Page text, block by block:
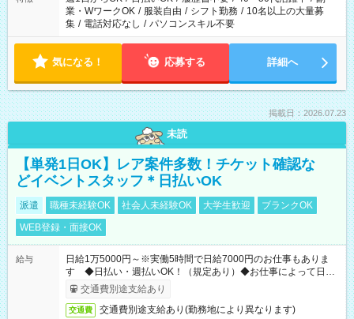
業・WワークOK / 服装自由 / シフト勤務 / 10名以上の大量募
集 / 電話対応なし / パソコンスキル不要
気になる！ 応募する 詳細へ
掲載日：2026.07.23
未読
【単発1日OK】レア案件多数！チケット確認な
どイベントスタッフ＊日払いOK
派遣 職種未経験OK 社会人未経験OK 大学生歓迎
ブランクOK
WEB登録・面接OK
給与
日給1万5000円～※実働5時間で日給7000円のお仕事もありま
す ◆日払い・週払いOK！（規定あり）◆お仕事によって日給
も異なります
交通費別途支給あり
交通費 交通費別途支給あり(勤務地により異なります)